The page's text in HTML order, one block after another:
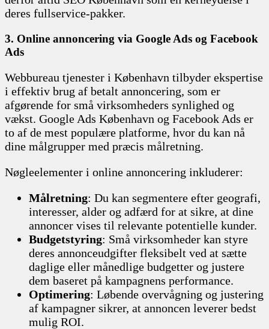
deres fullservice-pakker.
3. Online annoncering via Google Ads og Facebook
Ads
Webbureau tjenester i København tilbyder ekspertise
i effektiv brug af betalt annoncering, som er
afgørende for små virksomheders synlighed og
vækst. Google Ads København og Facebook Ads er
to af de mest populære platforme, hvor du kan nå
dine målgrupper med præcis målretning.
Nøgleelementer i online annoncering inkluderer:
Målretning: Du kan segmentere efter geografi,
interesser, alder og adfærd for at sikre, at dine
annoncer vises til relevante potentielle kunder.
Budgetstyring: Små virksomheder kan styre
deres annonceudgifter fleksibelt ved at sætte
daglige eller månedlige budgetter og justere
dem baseret på kampagnens performance.
Optimering: Løbende overvågning og justering
af kampagner sikrer, at annoncen leverer bedst
mulig ROI.